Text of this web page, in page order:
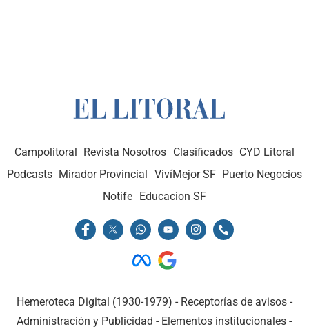
Campolitoral Revista Nosotros Clasificados CYD Litoral
Podcasts Mirador Provincial VivíMejor SF Puerto Negocios
Notife Educacion SF
Hemeroteca Digital (1930-1979) - Receptorías de avisos -
Administración y Publicidad - Elementos institucionales -